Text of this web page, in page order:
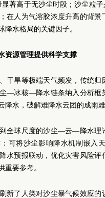
著高于无沙尘时段；沙尘粒
在人为气溶胶浓度升高的背
降水格局的关键因子。
资源管理提供科学支撑
干旱等极端天气频发，传统
—冰核—降水链条纳入分析框
降水，破解难降水云团的成雨
全球尺度的沙尘—云—降水理
可将沙尘影响降水机制嵌入
水预报联动，优化灾害风险
重要参考。
新了人类对沙尘暴气候效应